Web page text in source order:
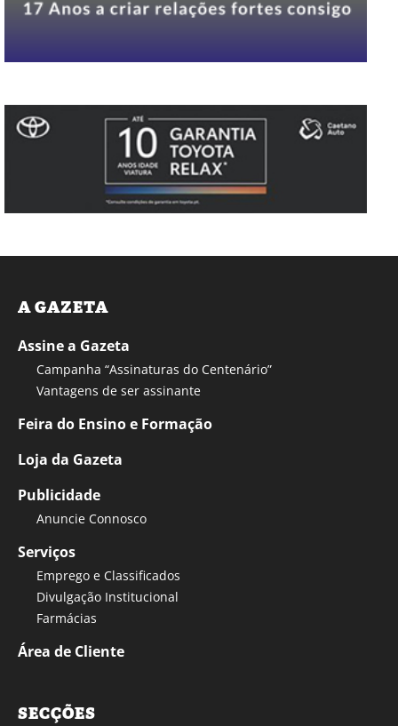
A GAZETA
Assine a Gazeta
Campanha “Assinaturas do Centenário”
Vantagens de ser assinante
Feira do Ensino e Formação
Loja da Gazeta
Publicidade
Anuncie Connosco
Serviços
Emprego e Classificados
Divulgação Institucional
Farmácias
Área de Cliente
SECÇÕES